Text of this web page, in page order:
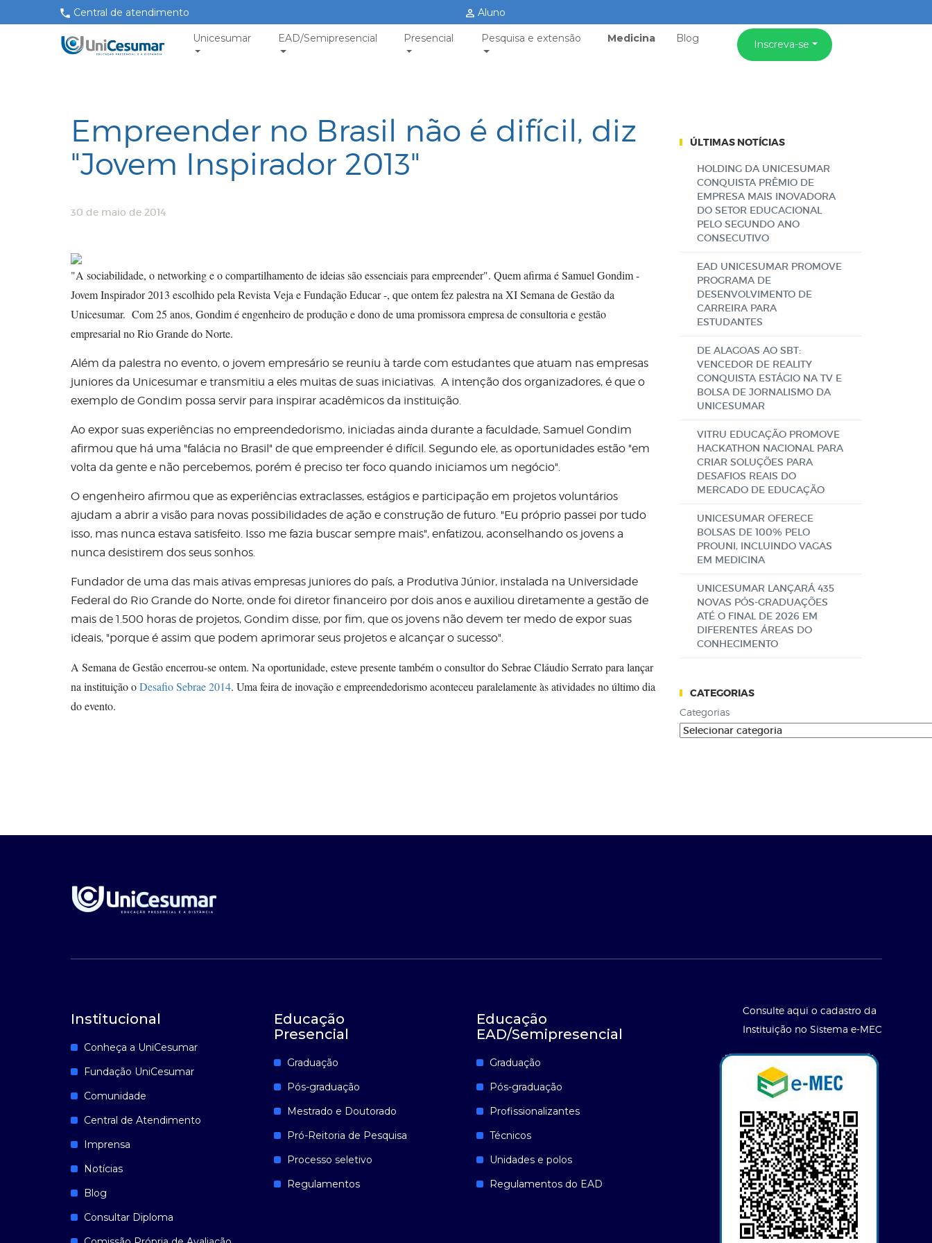
Central de atendimento Aluno
Unicesumar EAD/Semipresencial Presencial Pesquisa e extensão Medicina Blog Inscreva-se
Empreender no Brasil não é difícil, diz
"Jovem Inspirador 2013"
30 de maio de 2014
"A sociabilidade, o networking e o compartilhamento de ideias são essenciais para empreender". Quem afirma é Samuel Gondim -
Jovem Inspirador 2013 escolhido pela Revista Veja e Fundação Educar -, que ontem fez palestra na XI Semana de Gestão da
Unicesumar. Com 25 anos, Gondim é engenheiro de produção e dono de uma promissora empresa de consultoria e gestão
empresarial no Rio Grande do Norte.
Além da palestra no evento, o jovem empresário se reuniu à tarde com estudantes que atuam nas empresas
juniores da Unicesumar e transmitiu a eles muitas de suas iniciativas. A intenção dos organizadores, é que o
exemplo de Gondim possa servir para inspirar acadêmicos da instituição.
Ao expor suas experiências no empreendedorismo, iniciadas ainda durante a faculdade, Samuel Gondim
afirmou que há uma "falácia no Brasil" de que empreender é difícil. Segundo ele, as oportunidades estão "em
volta da gente e não percebemos, porém é preciso ter foco quando iniciamos um negócio".
O engenheiro afirmou que as experiências extraclasses, estágios e participação em projetos voluntários
ajudam a abrir a visão para novas possibilidades de ação e construção de futuro. "Eu próprio passei por tudo
isso, mas nunca estava satisfeito. Isso me fazia buscar sempre mais", enfatizou, aconselhando os jovens a
nunca desistirem dos seus sonhos.
Fundador de uma das mais ativas empresas juniores do país, a Produtiva Júnior, instalada na Universidade
Federal do Rio Grande do Norte, onde foi diretor financeiro por dois anos e auxiliou diretamente a gestão de
mais de 1.500 horas de projetos, Gondim disse, por fim, que os jovens não devem ter medo de expor suas
ideais, "porque é assim que podem aprimorar seus projetos e alcançar o sucesso".
A Semana de Gestão encerrou-se ontem. Na oportunidade, esteve presente também o consultor do Sebrae Cláudio Serrato para lançar
na instituição oDesafio Sebrae 2014. Uma feira de inovação e empreendedorismo aconteceu paralelamente às atividades no último dia
do evento.
ÚLTIMAS NOTÍCIAS
HOLDING DA UNICESUMAR
CONQUISTA PRÊMIO DE
EMPRESA MAIS INOVADORA
DO SETOR EDUCACIONAL
PELO SEGUNDO ANO
CONSECUTIVO
EAD UNICESUMAR PROMOVE
PROGRAMA DE
DESENVOLVIMENTO DE
CARREIRA PARA
ESTUDANTES
DE ALAGOAS AO SBT:
VENCEDOR DE REALITY
CONQUISTA ESTÁGIO NA TV E
BOLSA DE JORNALISMO DA
UNICESUMAR
VITRU EDUCAÇÃO PROMOVE
HACKATHON NACIONAL PARA
CRIAR SOLUÇÕES PARA
DESAFIOS REAIS DO
MERCADO DE EDUCAÇÃO
UNICESUMAR OFERECE
BOLSAS DE 100% PELO
PROUNI, INCLUINDO VAGAS
EM MEDICINA
UNICESUMAR LANÇARÁ 435
NOVAS PÓS-GRADUAÇÕES
ATÉ O FINAL DE 2026 EM
DIFERENTES ÁREAS DO
CONHECIMENTO
CATEGORIAS
Categorias
Institucional
Conheça a UniCesumar
Fundação UniCesumar
Comunidade
Central de Atendimento
Imprensa
Notícias
Blog
Consultar Diploma
Educação
Presencial
Graduação
Pós-graduação
Mestrado e Doutorado
Pró-Reitoria de Pesquisa
Processo seletivo
Regulamentos
Educação
EAD/Semipresencial
Graduação
Pós-graduação
Profissionalizantes
Técnicos
Unidades e polos
Regulamentos do EAD
Consulte aqui o cadastro da
Instituição no Sistema e-MEC